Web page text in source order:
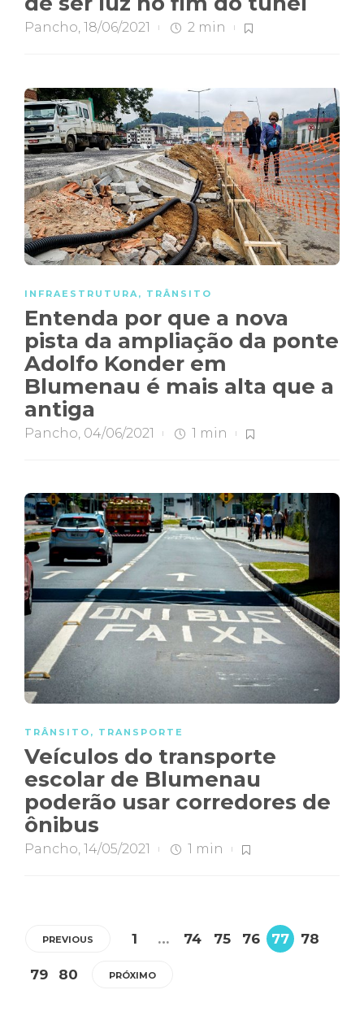
Pancho, 18/06/2021 2 min
INFRAESTRUTURA, TRÂNSITO
Entenda por que a nova
pista da ampliação da ponte
Adolfo Konder em
Blumenau é mais alta que a
antiga
Pancho, 04/06/2021 1 min
TRÂNSITO , TRANSPORTE
Veículos do transporte
escolar de Blumenau
poderão usar corredores de
ônibus
Pancho 14/05/2021 1 min
PREVIOUS 1 … 74 75 76 77 78
79 80 PRÓXIMO